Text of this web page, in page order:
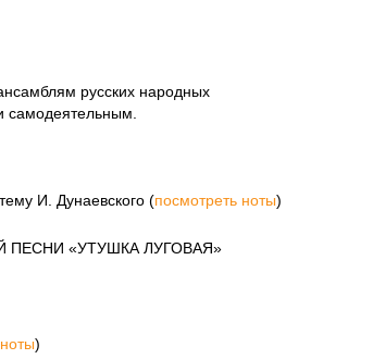
русских народных
самодеятельным.
И. Дунаевского (посмотреть ноты)
ПЕСНИ «УТУШКА ЛУГОВАЯ»
)